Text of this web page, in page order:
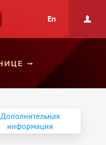
En
Дополнительная
информация